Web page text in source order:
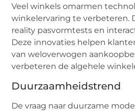
Veel winkels omarmen
winkelervaring te verbeteren.
reality pasvormtests en
Deze innovaties helpen
van weloverwogen
verbeteren de algehele
Duurzaamheidstrend
De vraag naar duurzame